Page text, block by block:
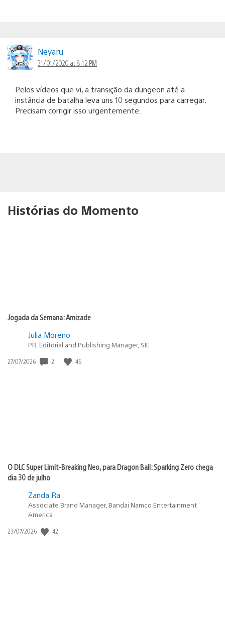
Neyaru
31/01/2020 at 8:12 PM
Pelos vídeos que vi, a transição da dungeon até a
instância de batalha leva uns 10 segundos para carregar.
Precisam corrigir isso urgentemente.
Histórias do Momento
Jogada da Semana: Amizade
Julia Moreno
PR, Editorial and Publishing Manager, SIE
Data
27/07/2026 2 46
O DLC Super Limit-Breaking Neo, para Dragon Ball: Sparking Zero chega
dia 30 de julho
Zanda Ra
Associate Brand Manager, Bandai Namco Entertainment
America
Data
23/07/2026 42